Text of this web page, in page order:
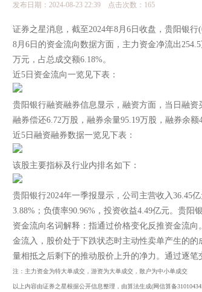
发布日期：2024-08-23 22:39 点击次数：165
证券之星消息，截至2024年8月6日收盘，贵阳银行
8月6日的资金流向数据方面，主力资金净流出
万元，占总成交额6.18%。
近5日资金流向一览见下表：
贵阳银行融资融券信息显示，融资方面，当日融资
融券偿还6.72万股，融券余量95.19万股，融券余额
近5日融资融券数据一览见下表：
该股主要指标及行业内排名如下：
贵阳银行2024年一季报显示，公司主营收入36.45
3.88%；负债率90.96%，投资收益4.49亿元。贵阳
资金流向名词解释：指通过价格变化反推资金流
金流入，股价处于下跌状态时主动性卖单产生的
量相抵之后剩下的推动股价上升的净力。通过逐
注：主力资金为特大单成交，游资为大单成交，散户为中小单成交
以上内容由证券之星根据公开信息整理，由算法生成(网信算备